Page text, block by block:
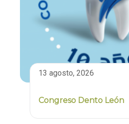
13 agosto, 2026
Congreso Dento León